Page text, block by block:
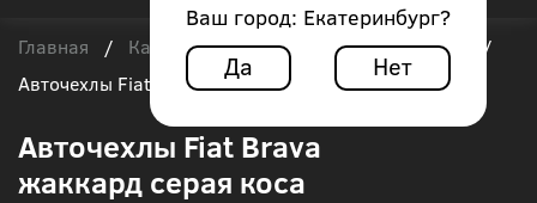
Ваш город: Екатеринбург?
Да Нет
Главная / Каталог чехлов / Fiat / Fiat Brava
/
Авточехлы Fiat Brava жаккард серая коса
Авточехлы Fiat Brava
жаккард серая коса